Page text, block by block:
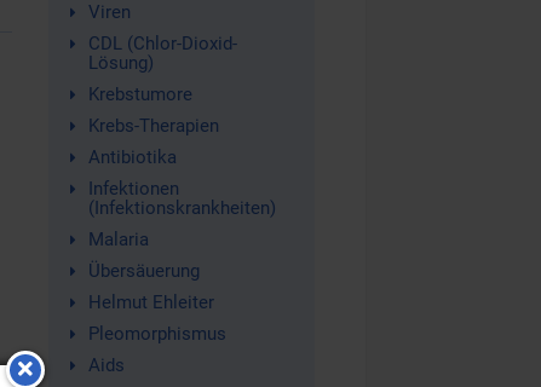
Viren
CDL (Chlor-Dioxid-
Lösung)
Krebstumore
Krebs-Therapien
Antibiotika
Infektionen
(Infektionskrankheiten)
Malaria
Übersäuerung
Helmut Ehleiter
Pleomorphismus
Aids